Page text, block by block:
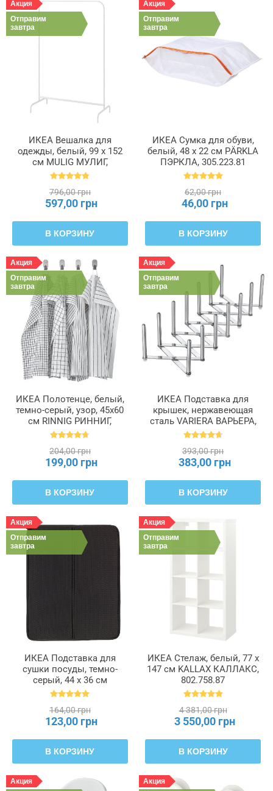
Акция
Отправим
завтра
ИКЕА Вешалка для
одежды, белый, 99 x 152
см MULIG МУЛИГ,
601.794.34
796,00 грн
597,00 грн
В КОРЗИНУ
Акция
Отправим
завтра
ИКЕА Сумка для обуви,
белый, 48 x 22 см PÄRKLA
ПЭРКЛА, 305.223.81
62,00 грн
46,00 грн
В КОРЗИНУ
Акция
Отправим
завтра
ИКЕА Полотенце, белый,
темно-серый, узор, 45x60
см RINNIG РИННИГ,
204.763.46
204,00 грн
199,00 грн
В КОРЗИНУ
Акция
Отправим
завтра
ИКЕА Подставка для
крышек, нержавеющая
сталь VARIERA ВАРЬЕРА,
701.548.00
393,00 грн
383,00 грн
В КОРЗИНУ
Акция
Отправим
завтра
ИКЕА Подставка для
сушки посуды, темно-
серый, 44 x 36 см
NYSKÖLJD НЮХОЛИД,
164,00 грн
123,00 грн
В КОРЗИНУ
Акция
Отправим
завтра
ИКЕА Стелаж, белый, 77 x
147 см KALLAX КАЛЛАКС,
802.758.87
4 381,00 грн
3 550,00 грн
В КОРЗИНУ
Акция
Акция